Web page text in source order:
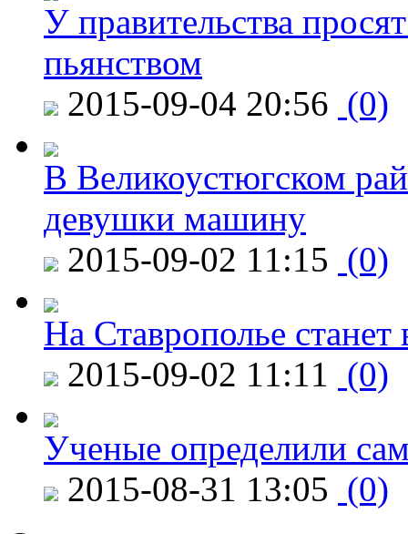
У правительства
пьянством
2015-09-04 20:56 (0)
В Великоустюгском
девушки машину
2015-09-02 11:15 (0)
На Ставрополье
2015-09-02 11:11 (0)
Ученые определили
2015-08-31 13:05 (0)